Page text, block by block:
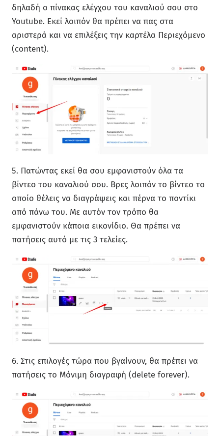
δηλαδή ο πίνακας ελέγχου του καναλιού σου στο
Youtube. Εκεί λοιπόν θα πρέπει να πας στα
αριστερά και να επιλέξεις την καρτέλα Περιεχόμενο
(content).
5. Πατώντας εκεί θα σου εμφανιστούν όλα τα
βίντεο του καναλιού σου. Βρες λοιπόν το βίντεο το
οποίο θέλεις να διαγράψεις και πέρνα το ποντίκι
από πάνω του. Με αυτόν τον τρόπο θα
εμφανιστούν κάποια εικονίδιο. Θα πρέπει να
πατήσεις αυτό με τις 3 τελείες.
6. Στις επιλογές τώρα που βγαίνουν, θα πρέπει να
πατήσεις το Μόνιμη διαγραφή (delete forever).